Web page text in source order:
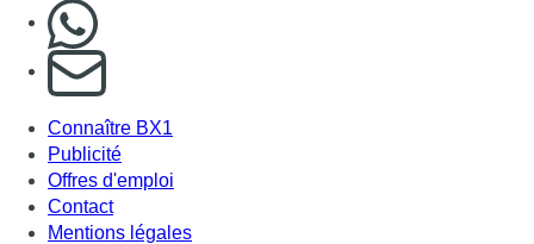
S'abonner à notre newsletter
Connaître BX1
Publicité
Offres d'emploi
Contact
Mentions légales